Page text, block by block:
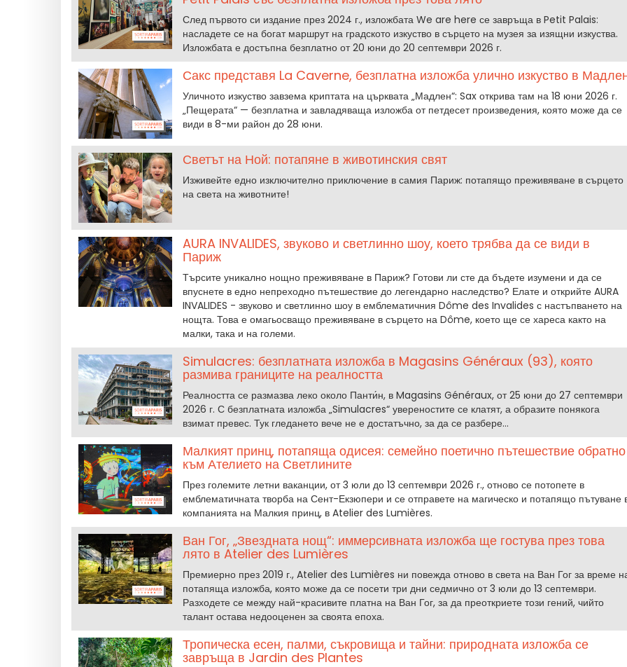
След първото си издание през 2024 г., изложбата We are here се завръща в Petit Palais:
насладете се на богат маршрут на градското изкуство в сърцето на музея за изящни изкуства.
Изложбата е достъпна безплатно от 20 юни до 20 септември 2026 г.
Сакс представя La Caverne, безплатна изложба улично изкуство в
Уличното изкуство завзема криптата на църквата „Мадлен“: Sax открива там на 18 юни 2026 г.
„Пещерата“ — безплатна и завладяваща изложба от петдесет произведения, която може да се
види в 8-ми район до 28 юни.
Светът на Ной: потапяне в животинския свят
Изживейте едно изключително приключение в самия Париж: потапящо преживяване в сърцето
на света на животните!
AURA INVALIDES, звуково и светлинно шоу, което трябва да се види в
Париж
Търсите уникално нощно преживяване в Париж? Готови ли сте да бъдете изумени и да се
впуснете в едно непреходно пътешествие до легендарно наследство? Елате и открийте AURA
INVALIDES - звуково и светлинно шоу в емблематичния Dôme des Invalides с настъпването на
нощта. Това е омагьосващо преживяване в сърцето на Dôme, което ще се хареса както на
малки, така и на големи.
Simulacres: безплатната изложба в Magasins Généraux (93), която
размива границите на реалността
Реалността се размазва леко около Панти́н, в Magasins Généraux, от 25 юни до 27 септември
2026 г. С безплатната изложба „Simulacres“ увереностите се клатят, а образите понякога
взимат превес. Тук гледането вече не е достатъчно, за да се разбере...
Малкият принц, потапяща одисея: семейно поетично пътешествие обратно
към Ателието на Светлините
През големите летни ваканции, от 3 юли до 13 септември 2026 г., отново се потопете в
емблематичната творба на Сент-Екзюпери и се отправете на магическо и потапящо пътуване
компанията на Малкия принц, в Atelier des Lumières.
Ван Гог, „Звездната нощ“: иммерсивната изложба ще гостува през това
лято в Atelier des Lumières
Премиерно през 2019 г., Atelier des Lumières ни повежда отново в света на Ван Гог за време
потапяща изложба, която може да се посети три дни седмично от 3 юли до 13 септември.
Разходете се между най-красивите платна на Ван Гог, за да преоткриете този гений, чийто
талант остава недооценен за своята епоха.
Тропическа есен, палми, съкровища и тайни: природната изложба се
завръща в Jardin des Plantes